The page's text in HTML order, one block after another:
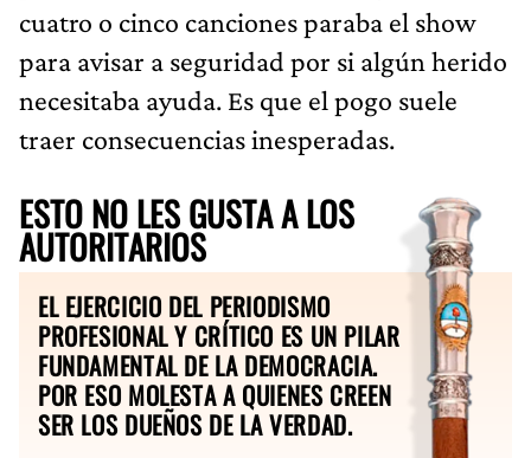
cuatro o cinco canciones paraba el show
para avisar a seguridad por si algún herido
necesitaba ayuda. Es que el pogo suele
traer consecuencias inesperadas.
ESTO NO LES GUSTA A LOS
AUTORITARIOS
EL EJERCICIO DEL PERIODISMO
PROFESIONAL Y CRÍTICO ES UN PILAR
FUNDAMENTAL DE LA DEMOCRACIA.
POR ESO MOLESTA A QUIENES CREEN
SER LOS DUEÑOS DE LA VERDAD.